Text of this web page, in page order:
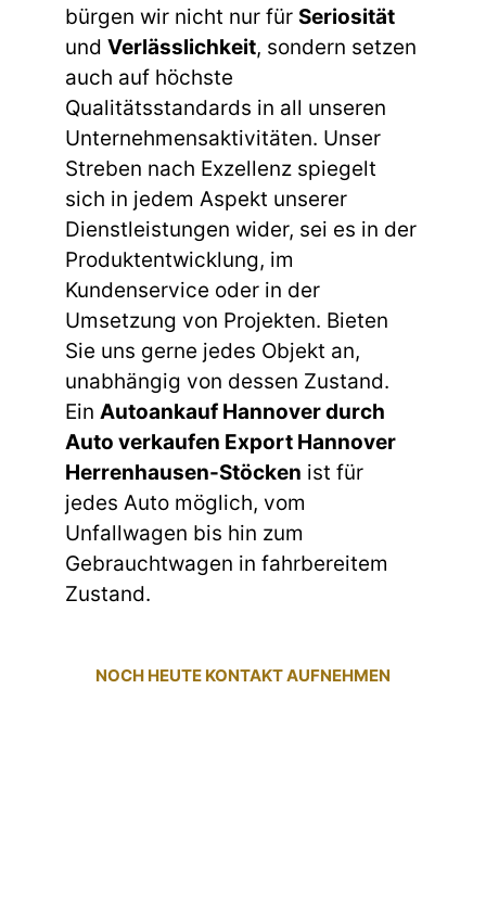
bürgen wir nicht nur für Seriosität
und Verlässlichkeit, sondern setzen
auch auf höchste
Qualitätsstandards in all unseren
Unternehmensaktivitäten. Unser
Streben nach Exzellenz spiegelt
sich in jedem Aspekt unserer
Dienstleistungen wider, sei es in der
Produktentwicklung, im
Kundenservice oder in der
Umsetzung von Projekten. Bieten
Sie uns gerne jedes Objekt an,
unabhängig von dessen Zustand.
Ein Autoankauf Hannover durch
Auto verkaufen Export Hannover
Herrenhausen-Stöcken ist für
jedes Auto möglich, vom
Unfallwagen bis hin zum
Gebrauchtwagen in fahrbereitem
Zustand.
NOCH HEUTE KONTAKT AUFNEHMEN